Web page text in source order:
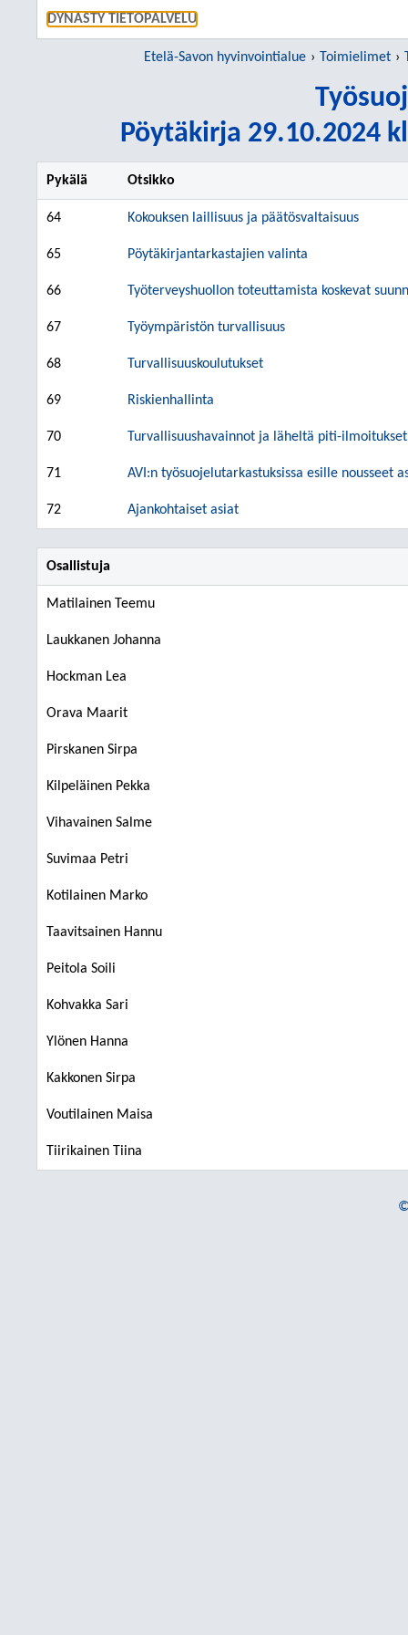
DYNASTY TIETOPALVELU
Etelä-Savon hyvinvointialue Toimielimet
Pöytäkirja 29.10.2024
Pykälä Otsikko
64 Kokouksen laillisuus ja päätösvaltaisuus
65 Pöytäkirjantarkastajien valinta
66 Työterveyshuollon toteuttamista koskevat
67 Työympäristön turvallisuus
68 Turvallisuuskoulutukset
69 Riskienhallinta
70 Turvallisuushavainnot ja läheltä piti-ilmoitukset
71 AVI:n työsuojelutarkastuksissa esille nousseet
72 Ajankohtaiset asiat
Osallistuja
Matilainen Teemu
Laukkanen Johanna
Hockman Lea
Orava Maarit
Pirskanen Sirpa
Kilpeläinen Pekka
Vihavainen Salme
Suvimaa Petri
Kotilainen Marko
Taavitsainen Hannu
Peitola Soili
Kohvakka Sari
Ylönen Hanna
Kakkonen Sirpa
Voutilainen Maisa
Tiirikainen Tiina